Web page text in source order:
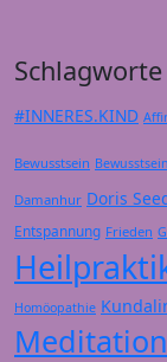
Schlagworte
#INNERES.KIND
Bewusstsein
Damanhur Doris
Entspannung Frieden
Homöopathie
Meditation